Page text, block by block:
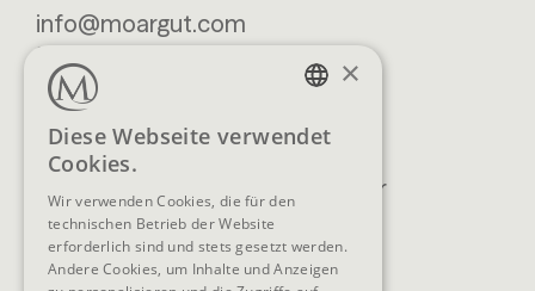
info@moargut.com
SERVICES
Lage & Anreise
Blog
FAQ
Buchen
Anfragen
Newsletter
AGB
×
Diese Webseite verwendet
Cookies.
Wir verwenden Cookies, die für den
technischen Betrieb der Website
erforderlich sind und stets gesetzt werden.
Andere Cookies, um Inhalte und Anzeigen